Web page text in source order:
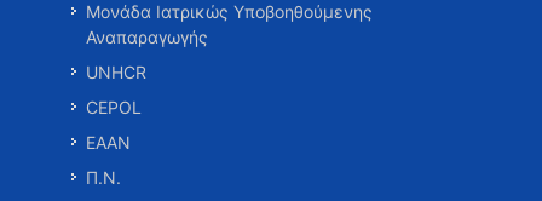
Μονάδα Ιατρικώς Υποβοηθούμενης
Αναπαραγωγής
UNHCR
CEPOL
ΕΑΑΝ
Π.Ν.